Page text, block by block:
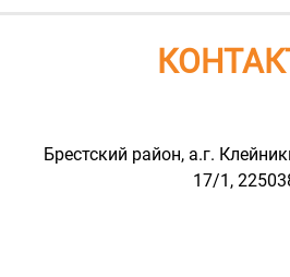
Брестский район, а.г.
17/1,